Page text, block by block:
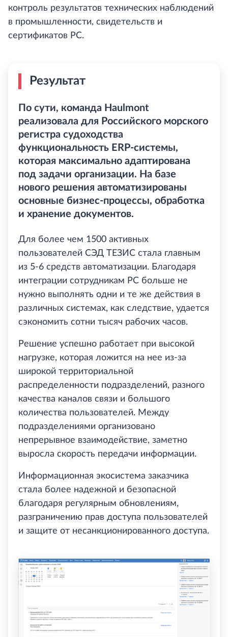
контроль результатов технических наблюдений
в промышленности, свидетельств и
сертификатов РС.
Результат
По сути, команда Haulmont
реализовала для Российского морского
регистра судоходства
функциональность ERP-системы,
которая максимально адаптирована
под задачи организации. На базе
нового решения автоматизированы
основные бизнес-процессы, обработка
и хранение документов.
Для более чем 1500 активных
пользователей СЭД ТЕЗИС стала главным
из 5-6 средств автоматизации. Благодаря
интеграции сотрудникам РС больше не
нужно выполнять одни и те же действия в
различных системах, как следствие, удается
сэкономить сотни тысяч рабочих часов.
Решение успешно работает при высокой
нагрузке, которая ложится на нее из-за
широкой территориальной
распределенности подразделений, разного
качества каналов связи и большого
количества пользователей. Между
подразделениями организовано
непрерывное взаимодействие, заметно
выросла скорость передачи информации.
Информационная экосистема заказчика
стала более надежной и безопасной
благодаря регулярным обновлениям,
разграничению прав доступа пользователей
и защите от несанкционированного доступа.